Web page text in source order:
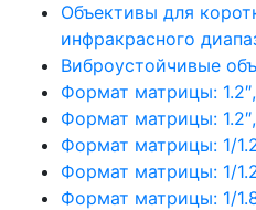
Объективы для
инфракрасного
Виброустойчивые
Формат матрицы: 1.2″,
Формат матрицы: 1.2″,
Формат матрицы: 1/
Формат матрицы: 1/
Формат матрицы: 1/